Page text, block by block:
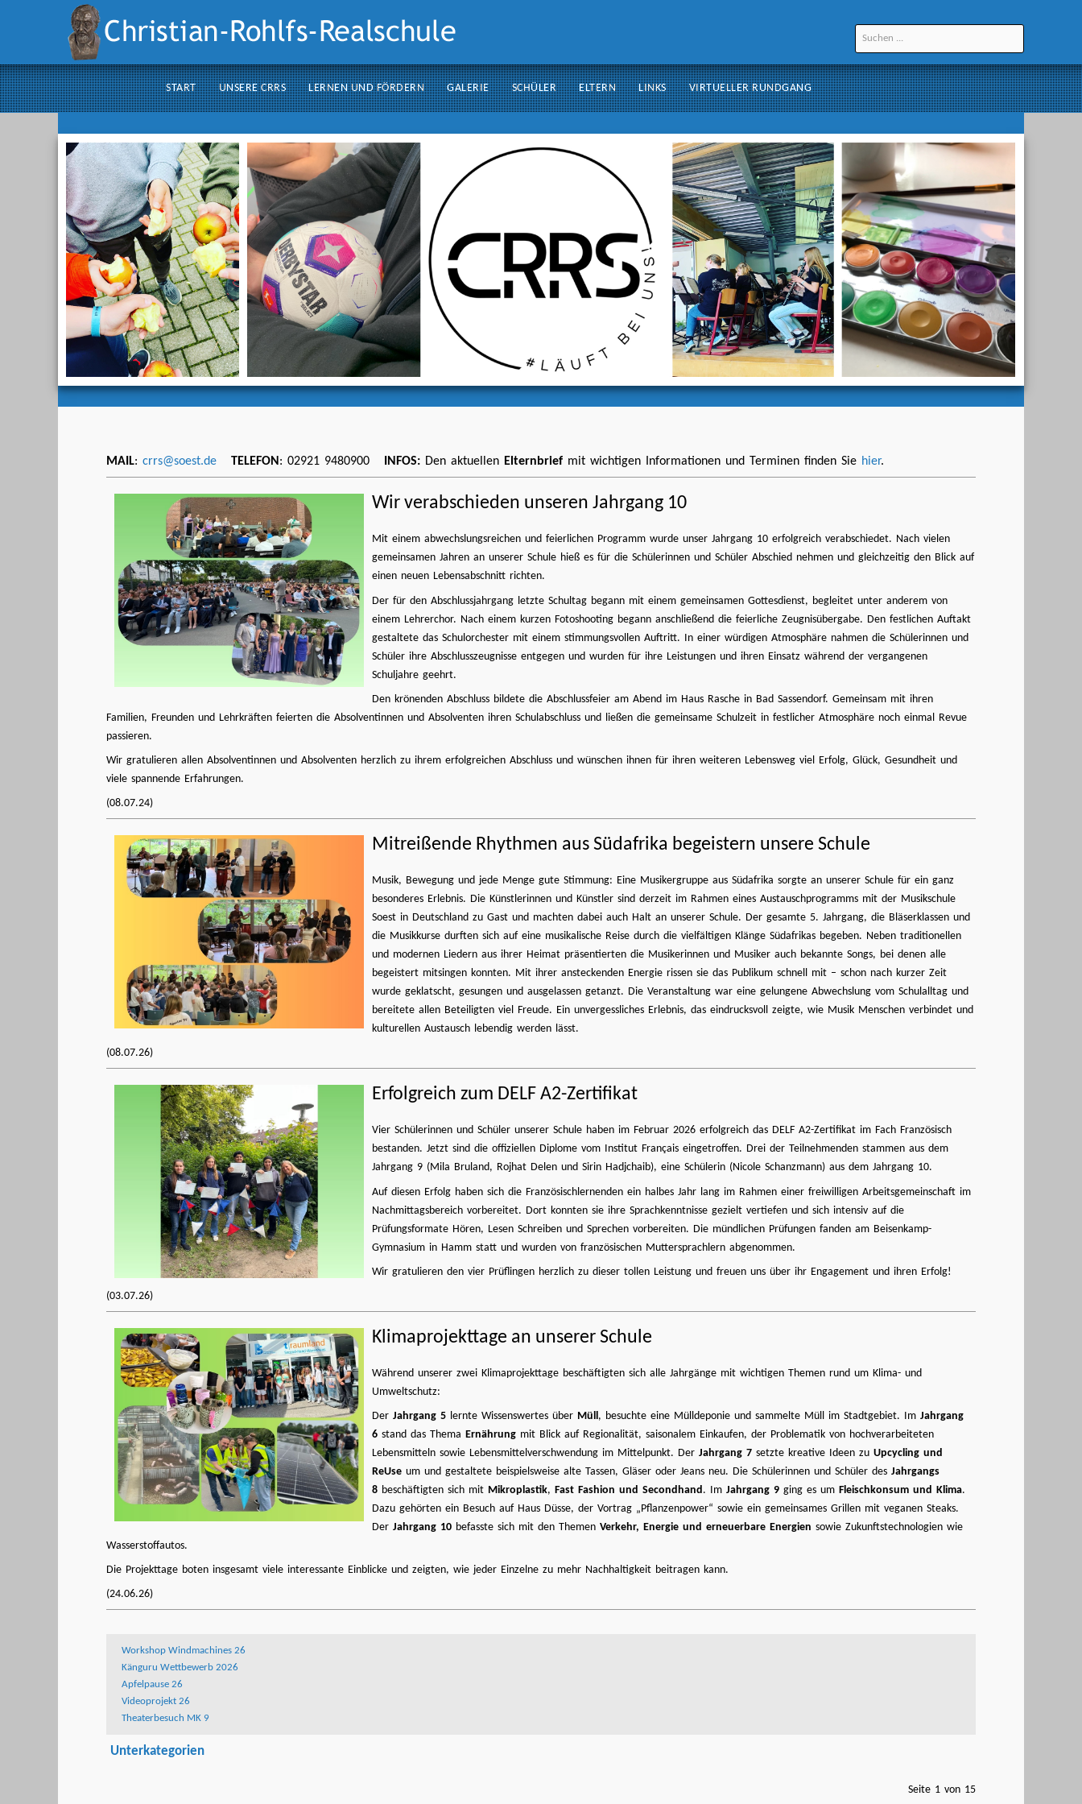
START UNSERE CRRS LERNEN UND FÖRDERN GALERIE SCHÜLER ELTERN LINKS VIRTUELLER RUNDGANG
Suchen
...
MAIL: crrs@soest.de TELEFON: 02921 9480900 INFOS: Den aktuellen Elternbrief mit wichtigen Informationen und Terminen finden Sie hier.
Wir verabschieden unseren Jahrgang 10
Mit einem abwechslungsreichen und feierlichen Programm wurde unser Jahrgang 10 erfolgreich verabschiedet. Nach vielen
gemeinsamen Jahren an unserer Schule hieß es für die Schülerinnen und Schüler Abschied nehmen und gleichzeitig den Blick auf
einen neuen Lebensabschnitt richten.
Der für den Abschlussjahrgang letzte Schultag begann mit einem gemeinsamen Gottesdienst, begleitet unter anderem von
einem Lehrerchor. Nach einem kurzen Fotoshooting begann anschließend die feierliche Zeugnisübergabe. Den festlichen Auftakt
gestaltete das Schulorchester mit einem stimmungsvollen Auftritt. In einer würdigen Atmosphäre nahmen die Schülerinnen und
Schüler ihre Abschlusszeugnisse entgegen und wurden für ihre Leistungen und ihren Einsatz während der vergangenen
Schuljahre geehrt.
Den krönenden Abschluss bildete die Abschlussfeier am Abend im Haus Rasche in Bad Sassendorf. Gemeinsam mit ihren
Familien, Freunden und Lehrkräften feierten die Absolventinnen und Absolventen ihren Schulabschluss und ließen die gemeinsame Schulzeit in festlicher Atmosphäre noch einmal Revue
passieren.
Wir gratulieren allen Absolventinnen und Absolventen herzlich zu ihrem erfolgreichen Abschluss und wünschen ihnen für ihren weiteren Lebensweg viel Erfolg, Glück, Gesundheit und
viele spannende Erfahrungen.
(08.07.24)
Mitreißende Rhythmen aus Südafrika begeistern unsere Schule
Musik, Bewegung und jede Menge gute Stimmung: Eine Musikergruppe aus Südafrika sorgte an unserer Schule für ein ganz
besonderes Erlebnis. Die Künstlerinnen und Künstler sind derzeit im Rahmen eines Austauschprogramms mit der Musikschule
Soest in Deutschland zu Gast und machten dabei auch Halt an unserer Schule. Der gesamte 5. Jahrgang, die Bläserklassen und
die Musikkurse durften sich auf eine musikalische Reise durch die vielfältigen Klänge Südafrikas begeben. Neben traditionellen
und modernen Liedern aus ihrer Heimat präsentierten die Musikerinnen und Musiker auch bekannte Songs, bei denen alle
begeistert mitsingen konnten. Mit ihrer ansteckenden Energie rissen sie das Publikum schnell mit – schon nach kurzer Zeit
wurde geklatscht, gesungen und ausgelassen getanzt. Die Veranstaltung war eine gelungene Abwechslung vom Schulalltag und
bereitete allen Beteiligten viel Freude. Ein unvergessliches Erlebnis, das eindrucksvoll zeigte, wie Musik Menschen verbindet und
kulturellen Austausch lebendig werden lässt.
(08.07.26)
Erfolgreich zum DELF A2-Zertifikat
Vier Schülerinnen und Schüler unserer Schule haben im Februar 2026 erfolgreich das DELF A2-Zertifikat im Fach Französisch
bestanden. Jetzt sind die offiziellen Diplome vom Institut Français eingetroffen. Drei der Teilnehmenden stammen aus dem
Jahrgang 9 (Mila Bruland, Rojhat Delen und Sirin Hadjchaib), eine Schülerin (Nicole Schanzmann) aus dem Jahrgang 10.
Auf diesen Erfolg haben sich die Französischlernenden ein halbes Jahr lang im Rahmen einer freiwilligen Arbeitsgemeinschaft im
Nachmittagsbereich vorbereitet. Dort konnten sie ihre Sprachkenntnisse gezielt vertiefen und sich intensiv auf die
Prüfungsformate Hören, Lesen Schreiben und Sprechen vorbereiten. Die mündlichen Prüfungen fanden am Beisenkamp-
Gymnasium in Hamm statt und wurden von französischen Muttersprachlern abgenommen.
Wir gratulieren den vier Prüflingen herzlich zu dieser tollen Leistung und freuen uns über ihr Engagement und ihren Erfolg!
(03.07.26)
Klimaprojekttage an unserer Schule
Während unserer zwei Klimaprojekttage beschäftigten sich alle Jahrgänge mit wichtigen Themen rund um Klima- und
Umweltschutz:
Der Jahrgang 5 lernte Wissenswertes über Müll, besuchte eine Mülldeponie und sammelte Müll im Stadtgebiet. Im Jahrgang
6 stand das Thema Ernährung mit Blick auf Regionalität, saisonalem Einkaufen, der Problematik von hochverarbeiteten
Lebensmitteln sowie Lebensmittelverschwendung im Mittelpunkt. Der Jahrgang 7 setzte kreative Ideen zu Upcycling und
ReUse um und gestaltete beispielsweise alte Tassen, Gläser oder Jeans neu. Die Schülerinnen und Schüler des Jahrgangs
8 beschäftigten sich mit Mikroplastik, Fast Fashion und Secondhand. Im Jahrgang 9 ging es um Fleischkonsum und Klima.
Dazu gehörten ein Besuch auf Haus Düsse, der Vortrag „Pflanzenpower“ sowie ein gemeinsames Grillen mit veganen Steaks.
Der Jahrgang 10 befasste sich mit den Themen Verkehr, Energie und erneuerbare Energien sowie Zukunftstechnologien wie
Wasserstoffautos.
Die Projekttage boten insgesamt viele interessante Einblicke und zeigten, wie jeder Einzelne zu mehr Nachhaltigkeit beitragen kann.
(24.06.26)
Workshop Windmachines 26
Känguru Wettbewerb 2026
Apfelpause 26
Videoprojekt 26
Theaterbesuch MK 9
Unterkategorien
Seite 1 von 15